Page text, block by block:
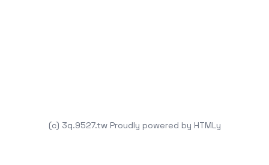
(c) 3q.9527.tw Proudly powered by HTMLy